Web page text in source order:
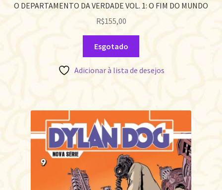
O DEPARTAMENTO DA VERDADE VOL. 1: O FIM DO MUNDO
R$155,00
Esgotado
Adicionar à lista de desejos